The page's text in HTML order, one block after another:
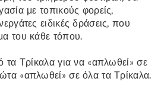
με τοπικούς φορείς,
ειδικές δράσεις, που
του κάθε τόπου.
τα Τρίκαλα για να «απλωθεί» σε
«απλωθεί» σε όλα τα Τρίκαλα.